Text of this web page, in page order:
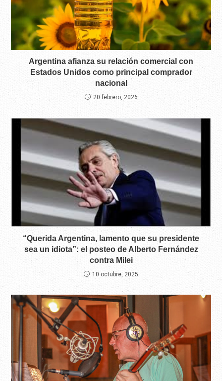
Argentina afianza su relación comercial con
Estados Unidos como principal comprador
nacional
20 febrero, 2026
“Querida Argentina, lamento que su presidente
sea un idiota”: el posteo de Alberto Fernández
contra Milei
10 octubre, 2025